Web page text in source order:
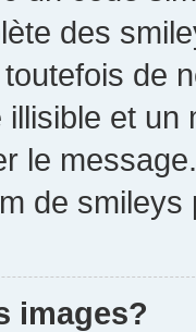
des
de
et
le
de smileys
images?